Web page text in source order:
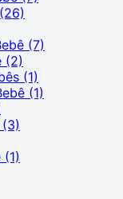
(26)
(7)
(2)
(1)
(1)
(3)
(1)